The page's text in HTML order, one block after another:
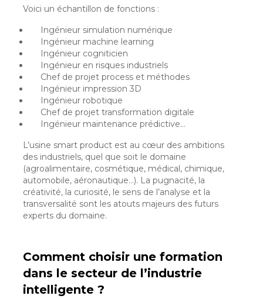
Voici un échantillon de fonctions :
Ingénieur simulation numérique
Ingénieur machine learning
Ingénieur cogniticien
Ingénieur en risques industriels
Chef de projet process et méthodes
Ingénieur impression 3D
Ingénieur robotique
Chef de projet transformation digitale
Ingénieur maintenance prédictive…
L’usine smart product est au cœur des ambitions
des industriels, quel que soit le domaine
(agroalimentaire, cosmétique, médical, chimique,
automobile, aéronautique…). La pugnacité, la
créativité, la curiosité, le sens de l’analyse et la
transversalité sont les atouts majeurs des futurs
experts du domaine.
Comment choisir une formation
dans le secteur de l’industrie
intelligente ?